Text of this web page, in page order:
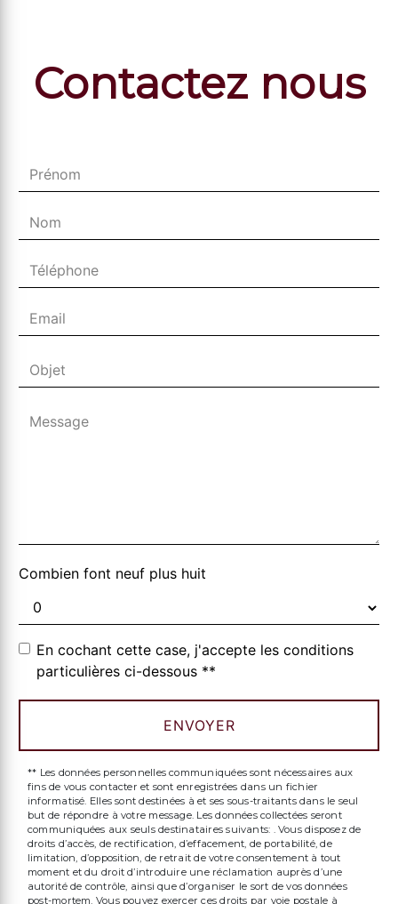
Contactez nous
Combien font neuf plus huit
En cochant cette case, j'accepte les conditions
particulières ci-dessous **
ENVOYER
** Les données personnelles communiquées sont nécessaires aux
fins de vous contacter et sont enregistrées dans un fichier
informatisé. Elles sont destinées à et ses sous-traitants dans le seul
but de répondre à votre message. Les données collectées seront
communiquées aux seuls destinataires suivants: . Vous disposez de
droits d’accès, de rectification, d’effacement, de portabilité, de
limitation, d’opposition, de retrait de votre consentement à tout
moment et du droit d’introduire une réclamation auprès d’une
autorité de contrôle, ainsi que d’organiser le sort de vos données
post-mortem. Vous pouvez exercer ces droits par voie postale à